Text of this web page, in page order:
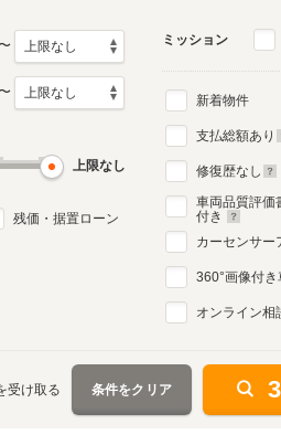
上限なし
残価・据置ローン
ミッション
新着物件
支払総額あり
修復歴なし
車両品質評価
付き
カーセンサー
360°画像付き
オンライン相
受け取る 条件をクリア